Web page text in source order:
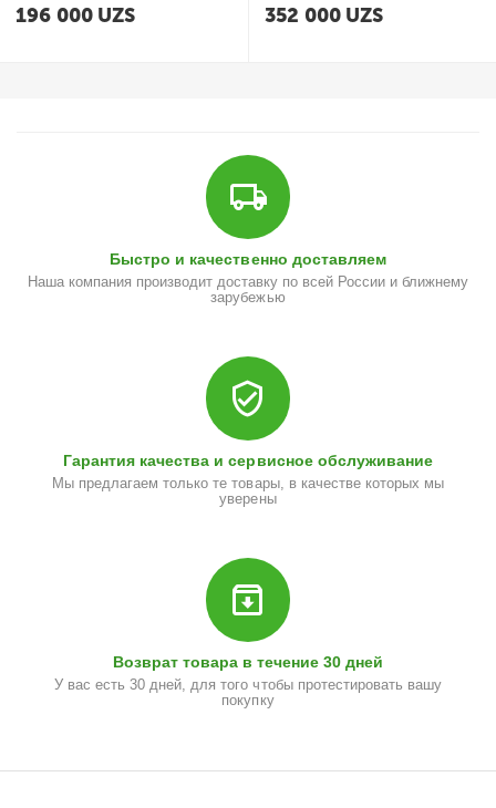
196 000 UZS 352 000 UZS
Быстро и качественно доставляем
Наша компания производит доставку по всей России и ближнему
зарубежью
Гарантия качества и сервисное обслуживание
Мы предлагаем только те товары, в качестве которых мы
уверены
Возврат товара в течение 30 дней
У вас есть 30 дней, для того чтобы протестировать вашу
покупку